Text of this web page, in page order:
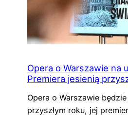
Opera o Warszawie na
Premiera jesienią
Opera o Warszawie
przyszłym roku, jej